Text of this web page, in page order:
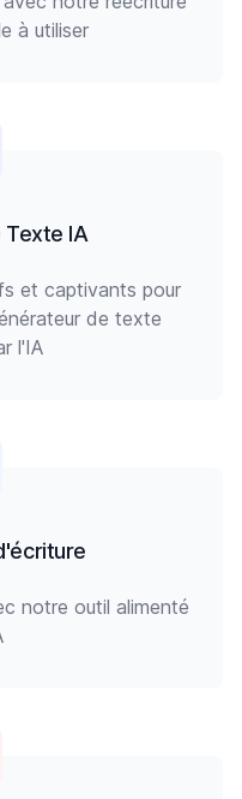
à utiliser
Texte IA
et captivants pour
de texte
l'IA
notre outil alimenté